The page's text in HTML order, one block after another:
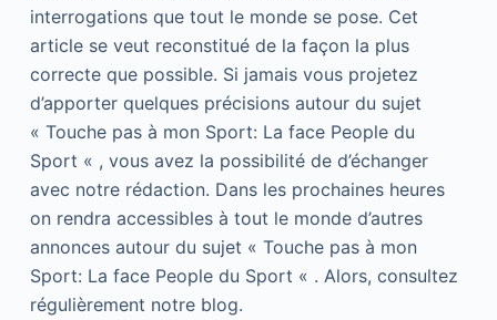
interrogations que tout le monde se pose. Cet
article se veut reconstitué de la façon la plus
correcte que possible. Si jamais vous projetez
d’apporter quelques précisions autour du sujet
« Touche pas à mon Sport: La face People du
Sport « , vous avez la possibilité de d’échanger
avec notre rédaction. Dans les prochaines heures
on rendra accessibles à tout le monde d’autres
annonces autour du sujet « Touche pas à mon
Sport: La face People du Sport « . Alors, consultez
régulièrement notre blog.